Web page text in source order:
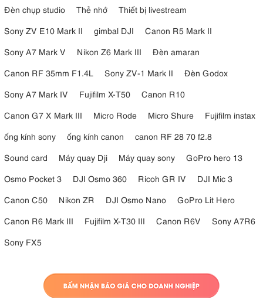
Đèn chụp studio
Thẻ nhớ
Thiết bị livestream
Sony ZV E10 Mark II
gimbal DJI
Canon R5 Mark II
Sony A7 Mark V
Nikon Z6 Mark III
Đèn amaran
Canon RF 35mm F1.4L
Sony ZV-1 Mark II
Đèn Godox
Sony A7 Mark IV
Fujifilm X-T50
Canon R10
Canon G7 X Mark III
Micro Rode Micro Shure
Fujifilm instax
ống kính sony
ống kính canon
canon RF 28 70 f2.8
Sound card
Máy quay Dji Máy quay sony
GoPro hero 13
Osmo Pocket 3
DJI Osmo 360 Ricoh GR IV
DJI Mic 3
Canon C50
Nikon ZR DJI Osmo Nano
GoPro Lit Hero
Canon R6 Mark III
Fujifilm X-T30 III Canon R6V
Sony A7R6
Sony FX5